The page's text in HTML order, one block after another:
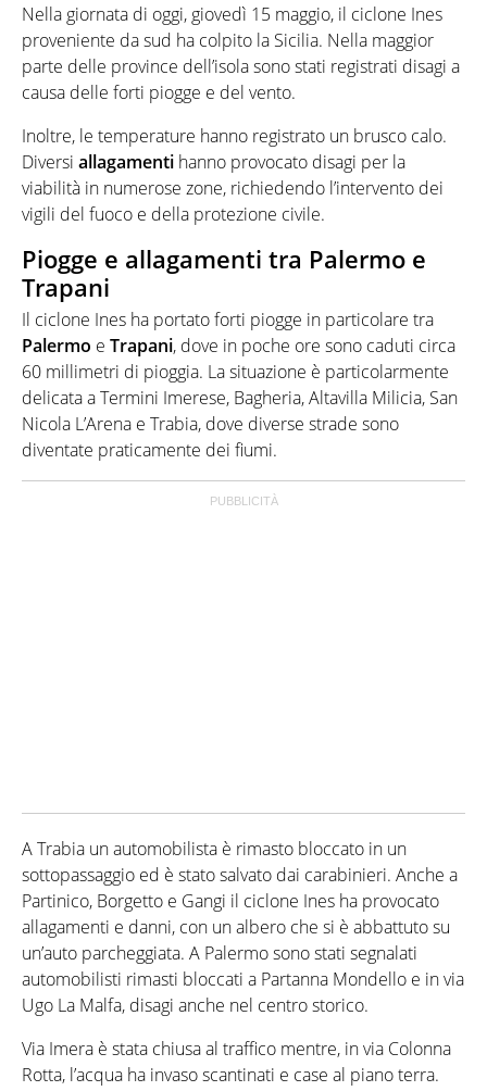
Nella giornata di oggi, giovedì 15 maggio, il ciclone Ines
proveniente da sud ha colpito la Sicilia. Nella maggior
parte delle province dell’isola sono stati registrati disagi a
causa delle forti piogge e del vento.
Inoltre, le temperature hanno registrato un brusco calo.
Diversi allagamenti hanno provocato disagi per la
viabilità in numerose zone, richiedendo l’intervento dei
vigili del fuoco e della protezione civile.
Piogge e allagamenti tra Palermo e
Trapani
Il ciclone Ines ha portato forti piogge in particolare tra
Palermo e Trapani, dove in poche ore sono caduti circa
60 millimetri di pioggia. La situazione è particolarmente
delicata a Termini Imerese, Bagheria, Altavilla Milicia, San
Nicola L’Arena e Trabia, dove diverse strade sono
diventate praticamente dei fiumi.
A Trabia un automobilista è rimasto bloccato in un
sottopassaggio ed è stato salvato dai carabinieri. Anche a
Partinico, Borgetto e Gangi il ciclone Ines ha provocato
allagamenti e danni, con un albero che si è abbattuto su
un’auto parcheggiata. A Palermo sono stati segnalati
automobilisti rimasti bloccati a Partanna Mondello e in via
Ugo La Malfa, disagi anche nel centro storico.
Via Imera è stata chiusa al traffico mentre, in via Colonna
Rotta, l’acqua ha invaso scantinati e case al piano terra.